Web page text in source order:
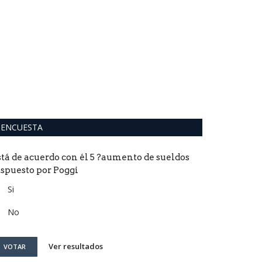
ENCUESTA
de acuerdo con él 5 ?aumento de sueldos
por Poggi
Si
No
VOTAR Ver resultados